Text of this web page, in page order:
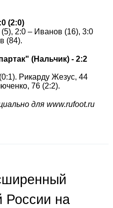
(2:0)
2:0 – Иванов (16), 3:0
(84).
(Нальчик) - 2:2
Рикарду Жезус, 44
76 (2:2).
для www.rufoot.ru
России на